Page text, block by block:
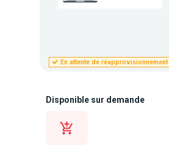
En attente de réapprovisionnement
Disponible sur demande